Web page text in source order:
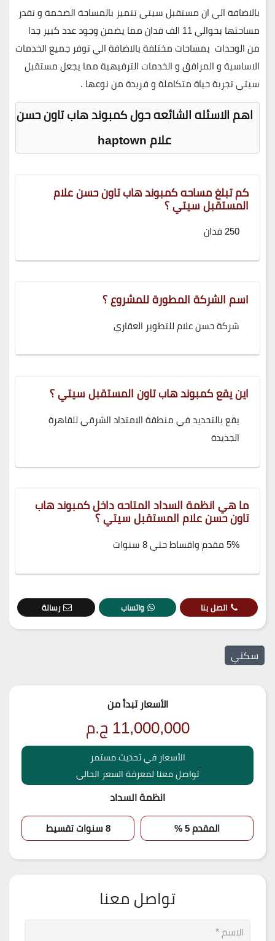
بالاضافة الي ان مستقبل سيتي تتميز بالمساحة الضخمة و تقدر
مساحتها بحوالي 11 الف فدان مما يضمن وجود عدد كبير جدا
من الوحدات بمساحات مختلفة بالاضافة الي توفر جميع الخدمات
الاساسية و المرافق و الخدمات الترفيهية مما يجعل مستقبل
سيتي تجربة حياة متكاملة و فريدة من نوعها .
اهم الاسئله الشائعه حول كمبوند هاب تاون حسن
علام haptown
كم تبلغ مساحه كمبوند هاب تاون حسن علام
المستقبل سيتي ؟
250 فدان
اسم الشركة المطورة للمشروع ؟
شركة حسن علام للتطوير العقاري
اين يقع كمبوند هاب تاون المستقبل سيتي ؟
يقع بالتحديد في منطقة الامتداد الشرقي للقاهرة
الجديدة
ما هي انظمة السداد المتاحه داخل كمبوند هاب
تاون حسن علام المستقبل سيتي ؟
5% مقدم واقساط حتي 8 سنوات
اتصل بنا واتساب رسالة
سكني
الأسعار تبدأ من
11,000,000 ج.م
الأسعار في تحديث مستمر
تواصل معنا لمعرفة السعر الحالي
انظمة السداد
المقدم 5 % 8 سنوات تقسيط
تواصل معنا